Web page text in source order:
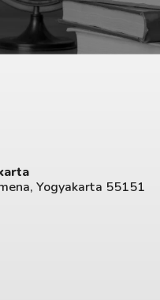
Yogyakarta 55151